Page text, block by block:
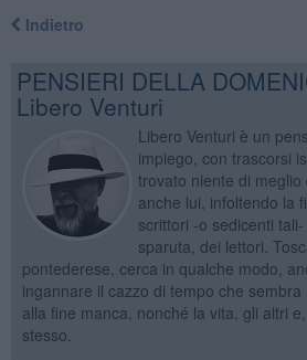
Indietro
PENSIERI DELLA
Libero Venturi
Libero Venturi è un
impiego, con trascorsi
trovato niente di
anche lui, infoltendo la
scrittori -o sedicenti
sparuta, dei lettori.
pontederese, cerca in qualche modo,
ingannare il cazzo di tempo che
alla fine manca, nonché la vita, gli altri
stesso.